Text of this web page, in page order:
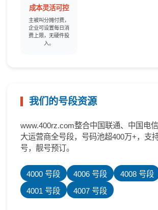
成本灵活可控
主被叫分摊付费，
企业可设置每日消
费上限，无硬件投
入。
我们的号段资源
www.400rz.com整合中国联通、中国电
大运营商全号段，号码池超400万+，支
号，靓号预订。
4000 号段 4006 号段 4008 号段
4001 号段
4007 号段